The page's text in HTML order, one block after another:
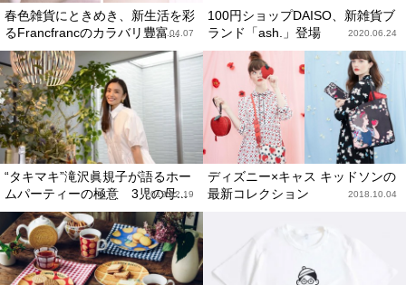
春色雑貨にときめき、新生活を彩
るFrancfrancのカラバリ豊富...
2021.04.07
100円ショップDAISO、新雑貨ブ
ランド「ash.」登場
2020.06.24
“タキマキ”滝沢眞規子が語るホー
ムパーティーの極意 3児の母...
2019.12.19
ディズニー×キャス キッドソンの
最新コレクション
2018.10.04